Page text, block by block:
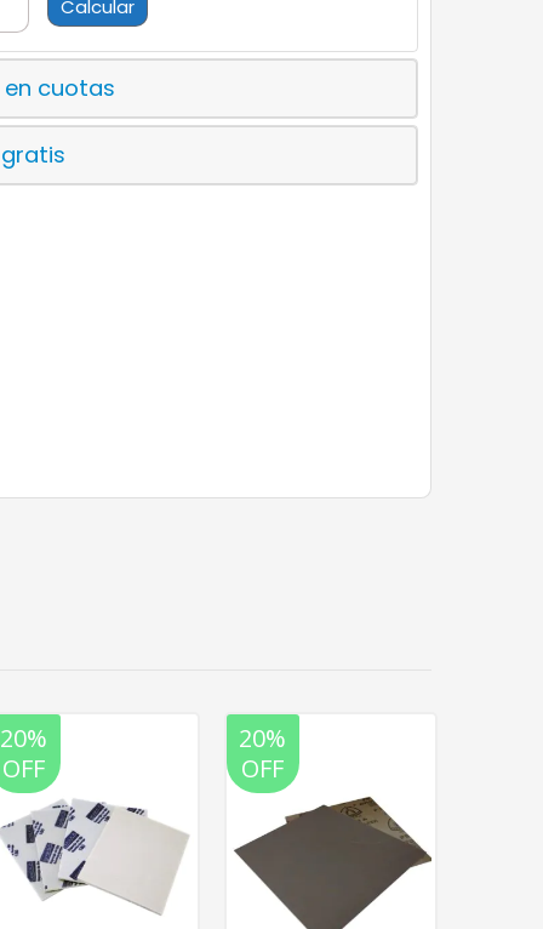
Calcular
en cuotas
20%
OFF
20%
OFF